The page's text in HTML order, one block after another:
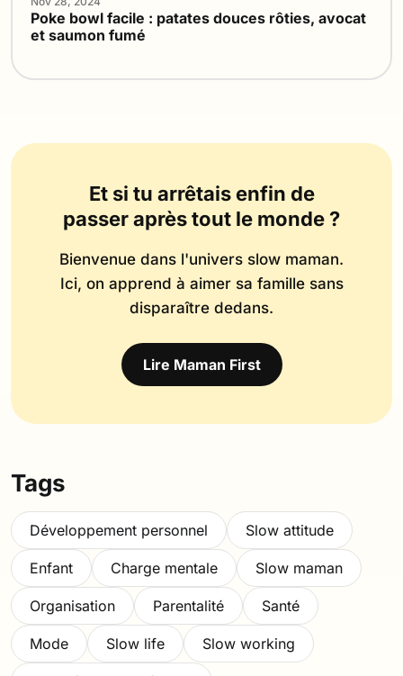
Poke bowl facile : patates douces rôties, avocat
et saumon fumé
Et si tu arrêtais enfin de
passer après tout le monde ?
Bienvenue dans l'univers slow maman.
Ici, on apprend à aimer sa famille sans
disparaître dedans.
Lire Maman First
Tags
Développement personnel Slow attitude
Enfant Charge mentale Slow maman
Organisation Parentalité Santé
Mode Slow life Slow working